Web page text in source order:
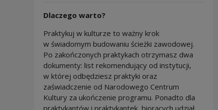
Dlaczego warto?
Praktykuj w kulturze to ważny krok
w świadomym budowaniu ścieżki zawodowej.
Po zakończonych praktykach otrzymasz dwa
dokumenty: list rekomendujący od instytucji,
w której odbędziesz praktyki oraz
zaświadczenie od Narodowego Centrum
Kultury za ukończenie programu. Ponadto dla
praktykantów i praktykantek, biorących udział